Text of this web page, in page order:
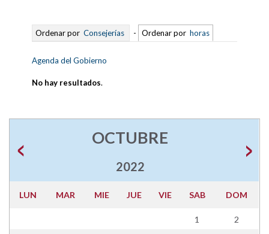
Ordenar por Consejerías - Ordenar por horas
Agenda del Gobierno
No hay resultados.
OCTUBRE
2022
LUN MAR MIE JUE VIE SAB DOM
1 2